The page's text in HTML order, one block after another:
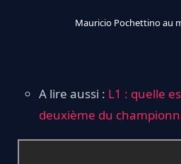
Mauricio Pochettino au
A lire aussi : L1 : quelle
deuxième du